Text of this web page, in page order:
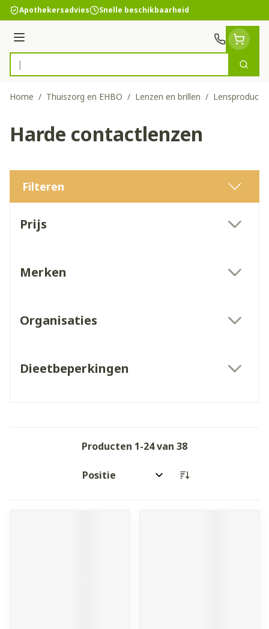
Ga naar de inhoud
Apothekersadvies Snelle beschikbaarheid
Menu
Product, merk, categorie...
Zoek
Home / Thuiszorg en EHBO / Lenzen en brillen /
Harde contactlenzen
Filteren
Prijs
Merken
Organisaties
Dieetbeperkingen
Producten 1-24van 38
Sorteer op: